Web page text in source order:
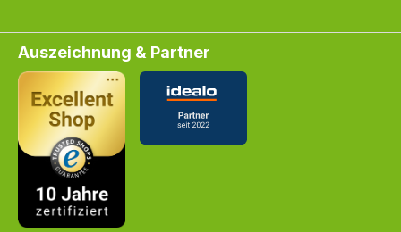
Auszeichnung & Partner